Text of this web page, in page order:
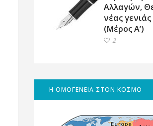
Αλλαγών,
νέας
(Μέρος Α’)
2
Η ΟΜΟΓΕΝΕΙΑ ΣΤΟΝ ΚΟΣΜΟ